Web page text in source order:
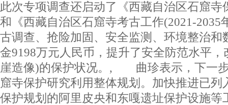
此次专项调查还启动了《西藏自治区石窟寺
和《西藏自治区石窟寺考古工作(2021-2035
古调查、抢险加固、安全监测、环境整治和
金9198万元人民币，提升了安全防范水平
崖造像)的保护状况。, 曲珍表示，下一
窟寺保护研究利用整体规划。加快推进已列
保护规划的阿里皮央和东嘎遗址保护设施等